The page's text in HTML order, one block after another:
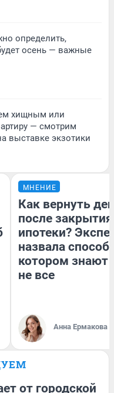
определить,
осень — важные
хищным или
— смотрим
выставке экзотики
МНЕНИЕ
Как вернуть
после закрытия
ипотеки?
назвала
котором знают
не все
Анна Ермакова
от городской